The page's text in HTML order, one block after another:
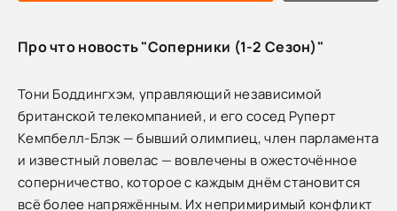
Про что новость "Соперники (1-2 Сезон)"
Тони Боддингхэм, управляющий независимой
британской телекомпанией, и его сосед Руперт
Кемпбелл-Блэк — бывший олимпиец, член парламента
и известный ловелас — вовлечены в ожесточённое
соперничество, которое с каждым днём становится
всё более напряжённым. Их непримиримый конфликт